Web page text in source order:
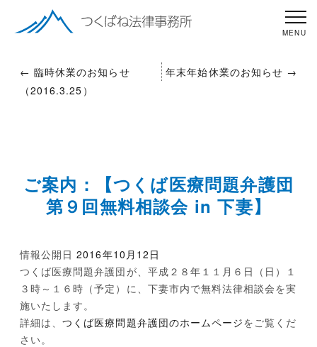
← 臨時休業のお知らせ
（2016.3.25）
年末年始休業のお知らせ →
ご案内：【つくば医療問題弁護団
第９回無料相談会 in 下妻】
情報公開日 2016年10月12日
つくば医療問題弁護団が、平成２８年１１月６日（日）１
３時～１６時（予定）に、下妻市内で無料法律相談会を実
施いたします。
詳細は、つくば医療問題弁護団のホームページをご覧くだ
さい。